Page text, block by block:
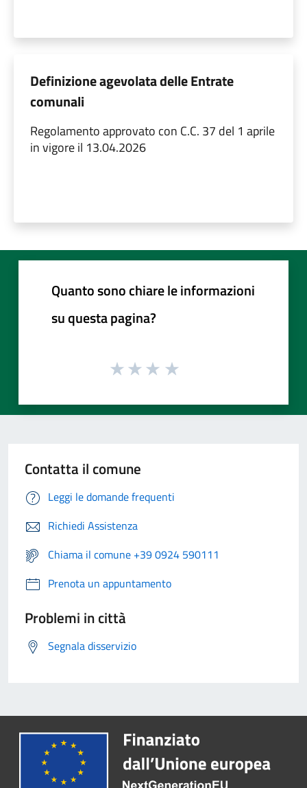
Definizione agevolata delle Entrate
comunali
Regolamento approvato con C.C. 37 del 1 aprile
in vigore il 13.04.2026
Quanto sono chiare le informazioni
su questa pagina?
Contatta il comune
Leggi le domande frequenti
Richiedi Assistenza
Chiama il comune +39 0924 590111
Prenota un appuntamento
Problemi in città
Segnala disservizio